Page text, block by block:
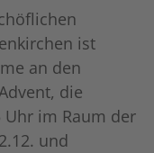
ist
an den
die
Uhr im Raum der
und